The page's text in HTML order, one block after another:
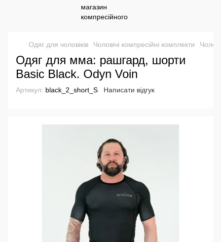
Одяг для чоловіків Чоловічі компресійні комплекти
Одяг для мма: рашгард, шорти
Basic Black. Odyn Voin
Артикул: black_2_short_S Написати відгук